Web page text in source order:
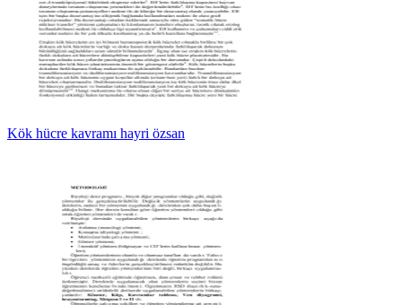
Kök hücre kavramı hayri özsan